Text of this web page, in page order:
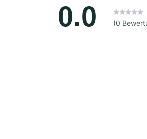
0.0 (0